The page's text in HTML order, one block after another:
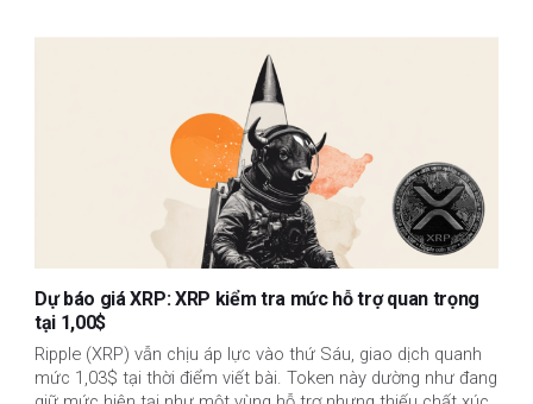
Dự báo giá XRP: XRP kiểm tra mức hỗ trợ quan trọng
tại 1,00$
Ripple (XRP) vẫn chịu áp lực vào thứ Sáu, giao dịch quanh
mức 1,03$ tại thời điểm viết bài. Token này dường như đang